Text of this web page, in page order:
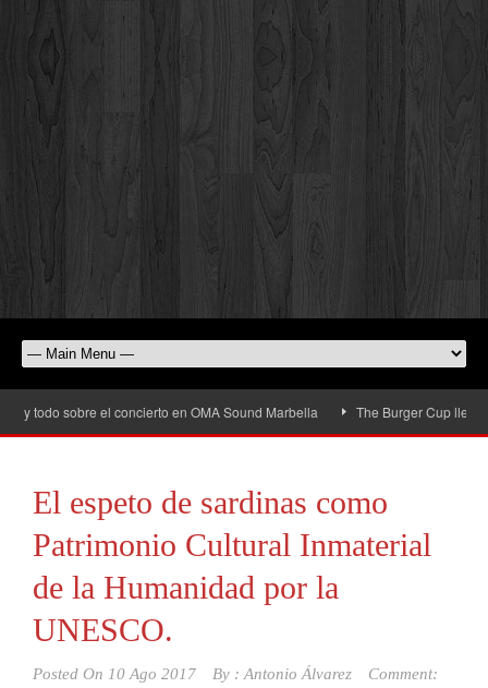
sobre el concierto en OMA Sound Marbella The Burger Cup llega a
El espeto de sardinas como
Patrimonio Cultural Inmaterial
de la Humanidad por la
UNESCO.
Posted On 10 Ago 2017 By : Antonio Álvarez
Comment: